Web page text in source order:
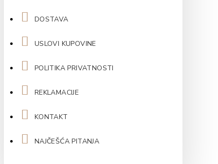
DOSTAVA
USLOVI KUPOVINE
POLITIKA PRIVATNOSTI
REKLAMACIJE
KONTAKT
NAJČEŠĆA PITANJA